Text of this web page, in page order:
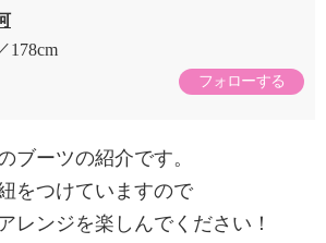
178cm
フォローする
ブーツの紹介です。
をつけていますので
レンジを楽しんでください！